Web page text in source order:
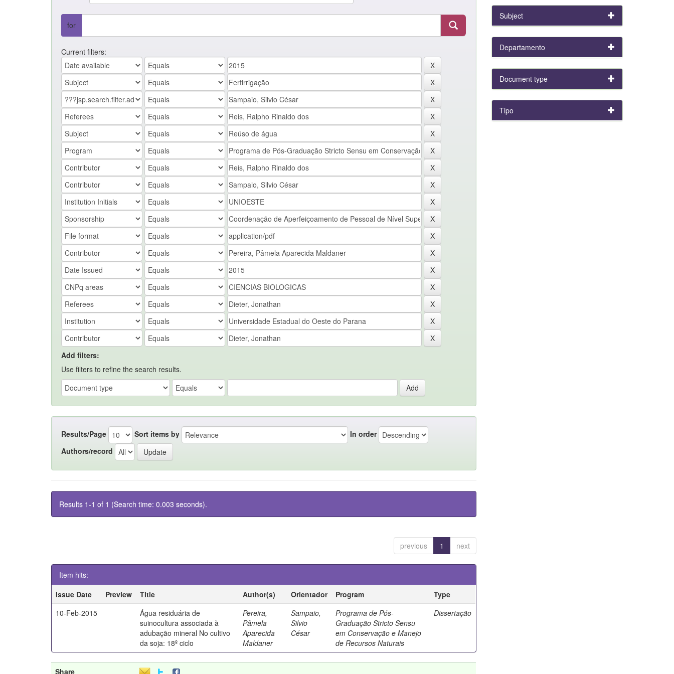
for
Current filters:
Add filters:
Use filters to refine the search results.
Results/Page Sort items by
In order
Authors/record
Results 1-1 of 1 (Search time: 0.003 seconds).
previous 1 next
Item hits:
Issue Date
Preview Title Author(s) Orientador Program
Type
10-Feb-2015
Água residuária de
suinocultura associada à
adubação mineral No cultivo
da soja: 18º ciclo
Pereira,
Pâmela
Aparecida
Maldaner
Sampaio,
Silvio
César
Programa de Pós-
Graduação Stricto Sensu
em Conservação e Manejo
de Recursos Naturais
Dissertação
Share
Subject
Departamento
Document type
Tipo